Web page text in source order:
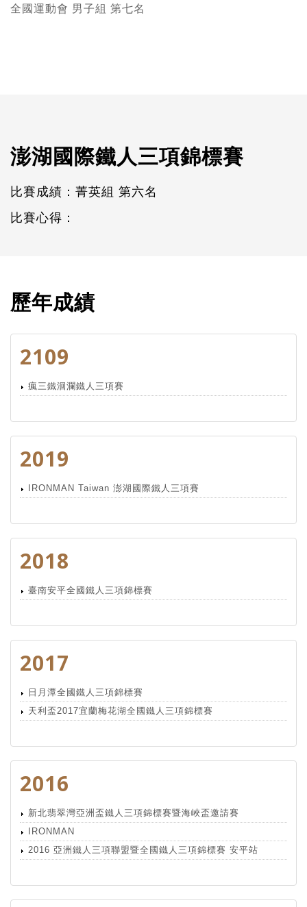
全國運動會 男子組 第七名
澎湖國際鐵人三項錦標賽
比賽成績：菁英組 第六名
比賽心得：
歷年成績
2109
瘋三鐵洄瀾鐵人三項賽
2019
IRONMAN Taiwan 澎湖國際鐵人三項賽
2018
臺南安平全國鐵人三項錦標賽
2017
日月潭全國鐵人三項錦標賽
天利盃2017宜蘭梅花湖全國鐵人三項錦標賽
2016
新北翡翠灣亞洲盃鐵人三項錦標賽暨海峽盃邀請賽
IRONMAN
2016 亞洲鐵人三項聯盟暨全國鐵人三項錦標賽 安平站